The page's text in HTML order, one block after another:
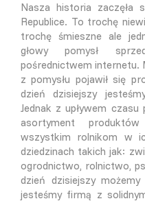
Nasza historia
Republice. To trochę
trochę śmieszne ale
głowy pomysł
pośrednictwem internetu.
z pomysłu pojawił się
dzień dzisiejszy
Jednak z upływem
asortyment
wszystkim rolnikom w
dziedzinach takich jak:
ogrodnictwo, rolnictwo,
dzień dzisiejszy
jesteśmy firmą z